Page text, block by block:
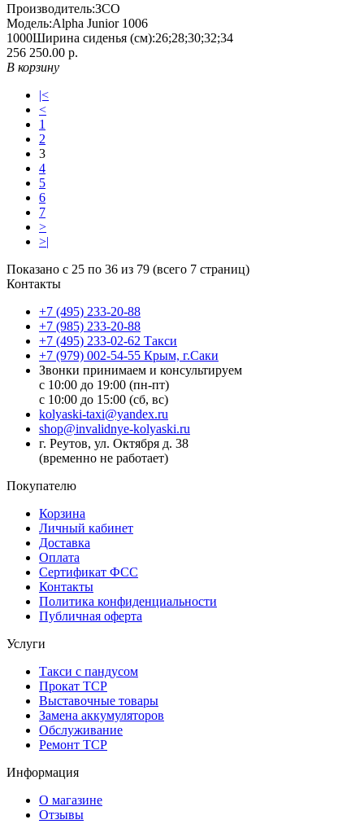
Производитель:ЗСО
Модель:Alpha Junior 1006
1000Ширина сиденья (см):26;28;30;32;34
256 250.00 р.
В корзину
|<
<
1
2
3
4
5
6
7
>
>|
Показано с 25 по 36 из 79 (всего 7 страниц)
Контакты
+7 (495) 233-20-88
+7 (985) 233-20-88
+7 (495) 233-02-62 Такси
+7 (979) 002-54-55 Крым, г.Саки
Звонки принимаем и консультируем
с 10:00 до 19:00 (пн-пт)
с 10:00 до 15:00 (сб, вс)
kolyaski-taxi@yandex.ru
shop@invalidnye-kolyaski.ru
г. Реутов, ул. Октября д. 38
(временно не работает)
Покупателю
Корзина
Личный кабинет
Доставка
Оплата
Сертификат ФСС
Контакты
Политика конфиденциальности
Публичная оферта
Услуги
Такси с пандусом
Прокат ТСР
Выставочные товары
Замена аккумуляторов
Обслуживание
Ремонт ТСР
Информация
О магазине
Отзывы